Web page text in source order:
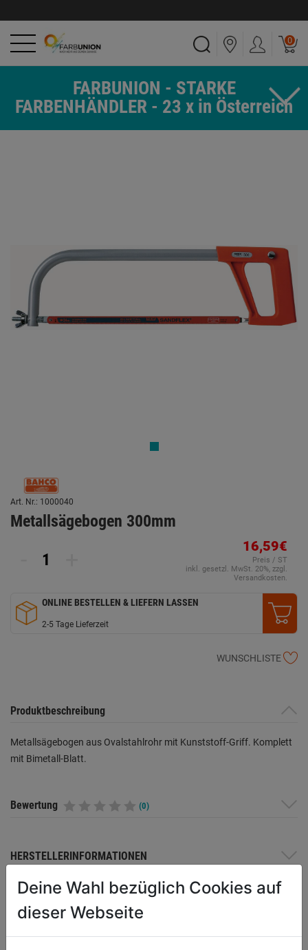
0
FARBUNION - STARKE
FARBENHÄNDLER - 23 x in Österreich
Art. Nr.: 1000040
Metallsägebogen 300mm
16,59€
Preis / ST
inkl. gesetzl. MwSt. 20%, zzgl.
Versandkosten.
ONLINE BESTELLEN & LIEFERN LASSEN
2-5 Tage Lieferzeit
WUNSCHLISTE
Produktbeschreibung
Metallsägebogen aus Ovalstahlrohr mit Kunststoff-Griff. Komplett
mit Bimetall-Blatt.
Bewertung (0)
HERSTELLERINFORMATIONEN
Deine Wahl bezüglich Cookies auf
dieser Webseite